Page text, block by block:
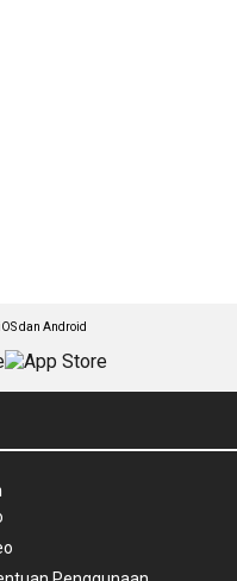
dan Android